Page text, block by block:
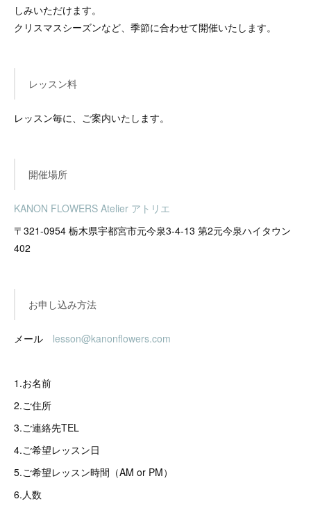
しみいただけます。
クリスマスシーズンなど、季節に合わせて開催いたします。
レッスン料
レッスン毎に、ご案内いたします。
開催場所
KANON FLOWERS Atelier アトリエ
〒321-0954 栃木県宇都宮市元今泉3-4-13 第2元今泉ハイタウン
402
お申し込み方法
メール lesson@kanonflowers.com
1.お名前
2.ご住所
3.ご連絡先TEL
4.ご希望レッスン日
5.ご希望レッスン時間（AM or PM）
6.人数